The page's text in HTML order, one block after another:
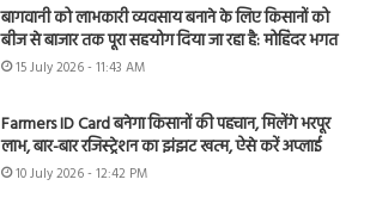
बागवानी को लाभकारी व्यवसाय बनाने के लिए किसानों को
बीज से बाजार तक पूरा सहयोग दिया जा रहा है: मोहिंदर भगत
15 July 2026 - 11:43 AM
Farmers ID Card बनेगा किसानों की पहचान, मिलेंगे भरपूर
लाभ, बार-बार रजिस्ट्रेशन का झंझट खत्म, ऐसे करें अप्लाई
10 July 2026 - 12:42 PM